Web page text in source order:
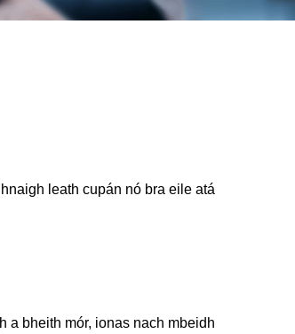
leath cupán nó bra eile atá
a bheith mór, ionas nach mbeidh